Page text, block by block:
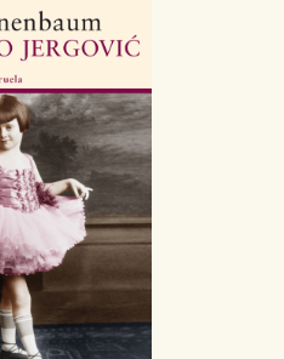
configuraciones de
que reconfigurarlos cada
es agregada y, por lo
redes sociales
por nuestros socios
para mostrar publicidad
en otros sitios. No
información personal sino
única de su
de internet.